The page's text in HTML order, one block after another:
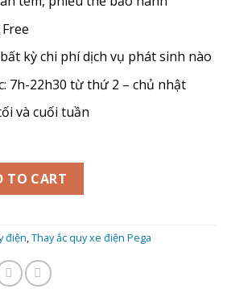
kỳ chi phí dịch vụ phát sinh nào
7h-22h30 từ thứ 2 – chủ nhật
và cuối tuần
điện Pega Aura Plus quantity
TO CART
điện,Thay ắc quy xe điện Pega